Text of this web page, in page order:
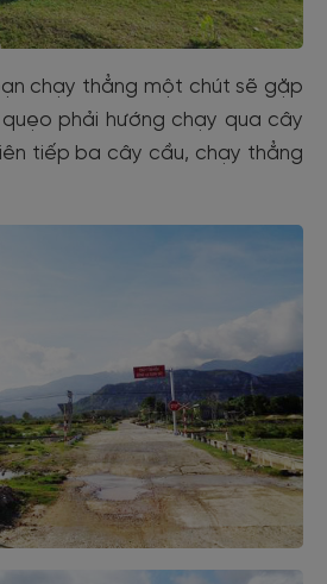
chạy thẳng một chút sẽ gặp
phải hướng chạy qua cây
tiếp ba cây cầu, chạy thẳng